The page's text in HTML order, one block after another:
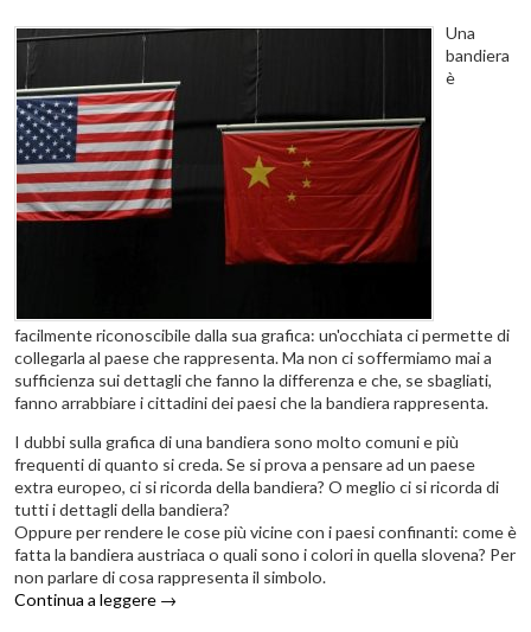
Una
bandiera
è
facilmente riconoscibile dalla sua grafica: un'occhiata ci permette di
collegarla al paese che rappresenta. Ma non ci soffermiamo mai a
sufficienza sui dettagli che fanno la differenza e che, se sbagliati,
fanno arrabbiare i cittadini dei paesi che la bandiera rappresenta.
I dubbi sulla grafica di una bandiera sono molto comuni e più
frequenti di quanto si creda. Se si prova a pensare ad un paese
extra europeo, ci si ricorda della bandiera? O meglio ci si ricorda di
tutti i dettagli della bandiera?
Oppure per rendere le cose più vicine con i paesi confinanti: come è
fatta la bandiera austriaca o quali sono i colori in quella slovena? Per
non parlare di cosa rappresenta il simbolo.
Continua a leggere →